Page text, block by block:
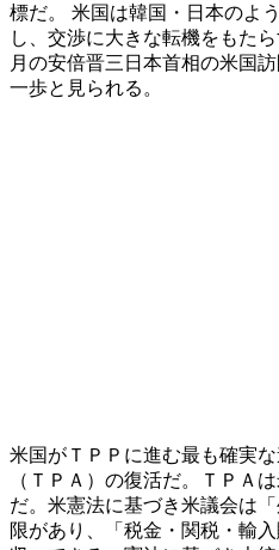
標だ。 米国は韓国・日本のよ
し、交渉に大きな転機をもた
月の安倍晋三日本首相の米国
一歩と見られる。
米国がＴＰＰに進む最も確実
（ＴＰＡ）の復活だ。ＴＰＡ
だ。米憲法に基づき米議会は
限があり、「税金・関税・輸